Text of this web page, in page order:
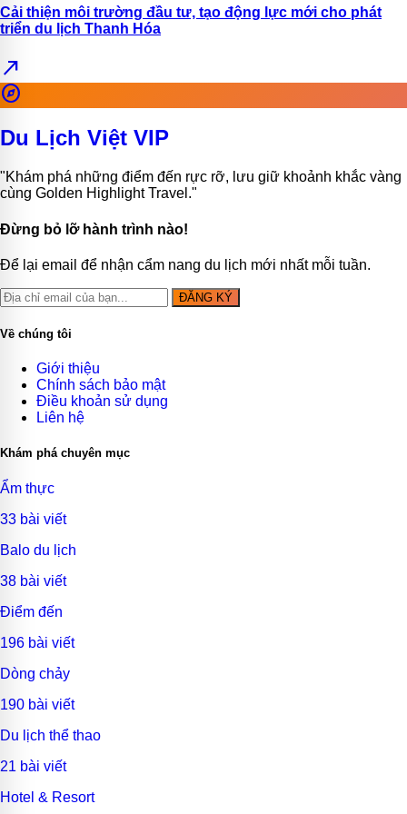
Cải thiện môi trường đầu tư, tạo động lực mới cho phát
triển du lịch Thanh Hóa
north_east
explore
Du Lịch Việt VIP
"Khám phá những điểm đến rực rỡ, lưu giữ khoảnh khắc vàng
cùng Golden Highlight Travel."
Đừng bỏ lỡ hành trình nào!
Để lại email để nhận cẩm nang du lịch mới nhất mỗi tuần.
ĐĂNG KÝ
Về chúng tôi
Giới thiệu
Chính sách bảo mật
Điều khoản sử dụng
Liên hệ
Khám phá chuyên mục
Ẩm thực
33 bài viết
Balo du lịch
38 bài viết
Điểm đến
196 bài viết
Dòng chảy
190 bài viết
Du lịch thể thao
21 bài viết
Hotel & Resort